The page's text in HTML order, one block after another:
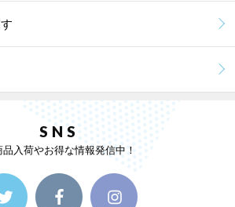
SNS
品入荷やお得な情報発信中！